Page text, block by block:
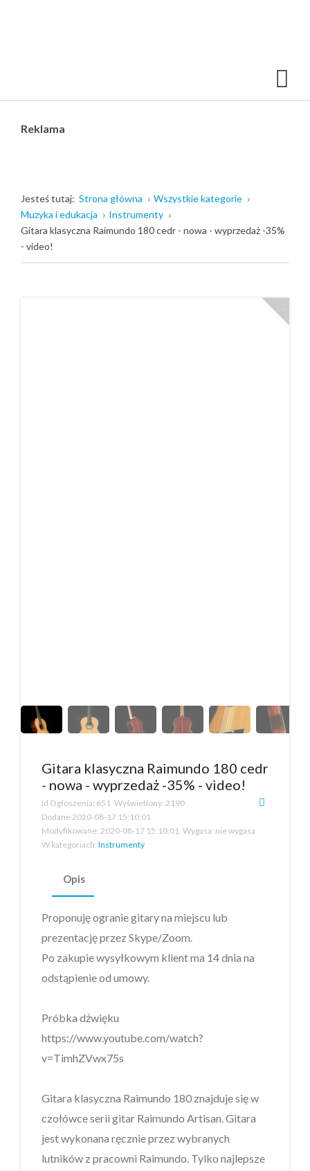
Reklama
Jesteś tutaj: Strona główna
Wszystkie kategorie
Muzyka i edukacja
Instrumenty
Gitara klasyczna Raimundo 180 cedr - nowa - wyprzedaż -35%
- video!
Gitara klasyczna Raimundo 180 cedr
- nowa - wyprzedaż -35% - video!
Id Ogłoszenia: 651 Wyświetlony: 2190
Dodane2020-08-17 15:10:01
Modyfikowane: 2020-08-17 15:10:01 Wygasa: nie wygasa
W kategoriach: Instrumenty
Opis
Proponuję ogranie gitary na miejscu lub
prezentację przez Skype/Zoom.
Po zakupie wysyłkowym klient ma 14 dnia na
odstąpienie od umowy.
Próbka dźwięku
https://www.youtube.com/watch?
v=TimhZVwx75s
Gitara klasyczna Raimundo 180 znajduje się w
czołówce serii gitar Raimundo Artisan. Gitara
jest wykonana ręcznie przez wybranych
lutników z pracowni Raimundo. Tylko najlepsze